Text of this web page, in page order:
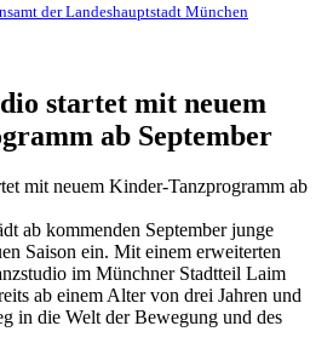
der Landeshauptstadt München
startet mit neuem
ab September
ab kommenden September junge
Saison ein. Mit einem erweiterten
im Münchner Stadtteil Laim
ab einem Alter von drei Jahren und
in die Welt der Bewegung und des